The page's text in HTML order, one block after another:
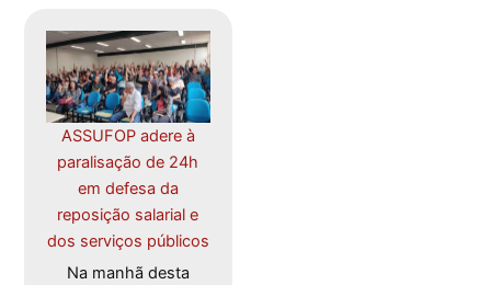
ASSUFOP adere à
paralisação de 24h
em defesa da
reposição salarial e
dos serviços públicos
Na manhã desta